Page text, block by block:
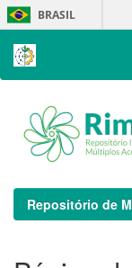
Skip
navigation
BRASIL
Repositório de